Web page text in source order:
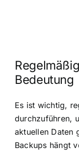
Bedeutung
Es ist wichtig,
durchzuführen,
aktuellen Daten
Backups hängt